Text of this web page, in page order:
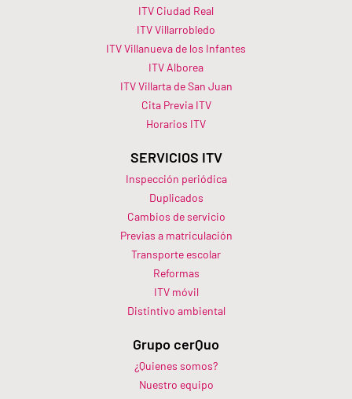
ITV Ciudad Real
ITV Villarrobledo
ITV Villanueva de los Infantes
ITV Alborea
ITV Villarta de San Juan
Cita Previa ITV
Horarios ITV​
SERVICIOS ITV
Inspección periódica
Duplicados
Cambios de servicio
Previas a matriculación
Transporte escolar
Reformas
ITV móvil
Distintivo ambiental
Grupo cerQuo
¿Quienes somos?
Nuestro equipo